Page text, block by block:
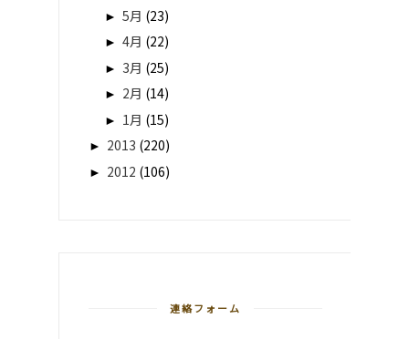
► 5月 (23)
► 4月 (22)
► 3月 (25)
► 2月 (14)
► 1月 (15)
► 2013 (220)
► 2012 (106)
連絡フォーム